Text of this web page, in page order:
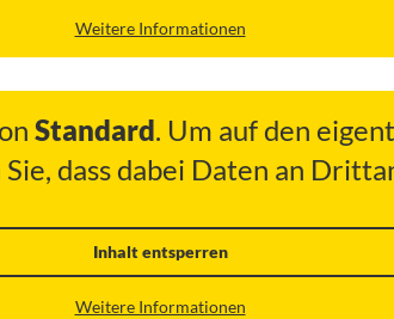
Weitere Informationen
Standard. Um auf den
dass dabei Daten an
Inhalt entsperren
Weitere Informationen